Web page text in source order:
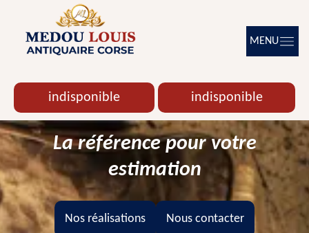
MENU
indisponible indisponible
La référence pour votre
estimation
Nos réalisations Nous contacter